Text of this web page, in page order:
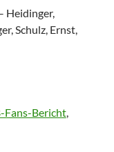
Heidinger,
Schulz, Ernst,
Fans-Bericht,